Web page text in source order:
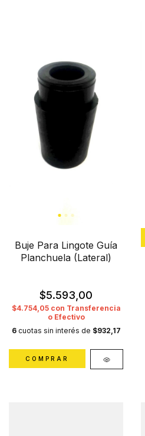
Buje Para Lingote Guía
Planchuela (Lateral)
$5.593,00
$4.754,05 con Transferencia
o Efectivo
6 cuotas sin interés de $932,17